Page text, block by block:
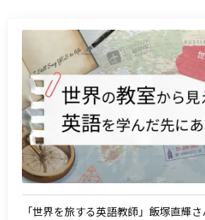
「世界を旅する英語教師」飯塚直輝